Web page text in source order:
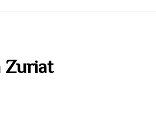
Zuriat